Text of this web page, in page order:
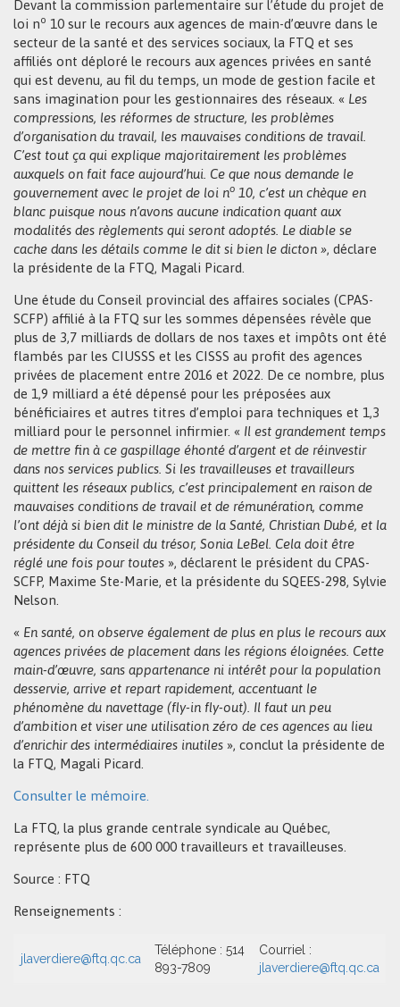
Devant la commission parlementaire sur l’étude du projet de
loi no 10 sur le recours aux agences de main-d’œuvre dans le
secteur de la santé et des services sociaux, la FTQ et ses
affiliés ont déploré le recours aux agences privées en santé
qui est devenu, au fil du temps, un mode de gestion facile et
sans imagination pour les gestionnaires des réseaux. « Les
compressions, les réformes de structure, les problèmes
d’organisation du travail, les mauvaises conditions de travail.
C’est tout ça qui explique majoritairement les problèmes
auxquels on fait face aujourd’hui. Ce que nous demande le
gouvernement avec le projet de loi no 10, c’est un chèque en
blanc puisque nous n’avons aucune indication quant aux
modalités des règlements qui seront adoptés. Le diable se
cache dans les détails comme le dit si bien le dicton », déclare
la présidente de la FTQ, Magali Picard.
Une étude du Conseil provincial des affaires sociales (CPAS-
SCFP) affilié à la FTQ sur les sommes dépensées révèle que
plus de 3,7 milliards de dollars de nos taxes et impôts ont été
flambés par les CIUSSS et les CISSS au profit des agences
privées de placement entre 2016 et 2022. De ce nombre, plus
de 1,9 milliard a été dépensé pour les préposées aux
bénéficiaires et autres titres d’emploi para techniques et 1,3
milliard pour le personnel infirmier. « Il est grandement temps
de mettre fin à ce gaspillage éhonté d’argent et de réinvestir
dans nos services publics. Si les travailleuses et travailleurs
quittent les réseaux publics, c’est principalement en raison de
mauvaises conditions de travail et de rémunération, comme
l’ont déjà si bien dit le ministre de la Santé, Christian Dubé, et la
présidente du Conseil du trésor, Sonia LeBel. Cela doit être
réglé une fois pour toutes », déclarent le président du CPAS-
SCFP, Maxime Ste-Marie, et la présidente du SQEES-298, Sylvie
Nelson.
« En santé, on observe également de plus en plus le recours aux
agences privées de placement dans les régions éloignées. Cette
main-d’œuvre, sans appartenance ni intérêt pour la population
desservie, arrive et repart rapidement, accentuant le
phénomène du navettage (fly-in fly-out). Il faut un peu
d’ambition et viser une utilisation zéro de ces agences au lieu
d’enrichir des intermédiaires inutiles », conclut la présidente de
la FTQ, Magali Picard.
Consulter le mémoire.
La FTQ, la plus grande centrale syndicale au Québec,
représente plus de 600 000 travailleurs et travailleuses.
Source : FTQ
Renseignements :
jlaverdiere@ftq.qc.ca
Téléphone : 514
893-7809
Courriel :
jlaverdiere@ftq.qc.ca